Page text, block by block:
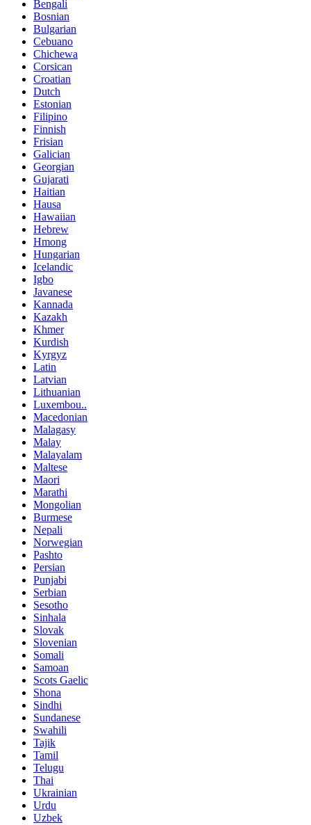
Bengali
Bosnian
Bulgarian
Cebuano
Chichewa
Corsican
Croatian
Dutch
Estonian
Filipino
Finnish
Frisian
Galician
Georgian
Gujarati
Haitian
Hausa
Hawaiian
Hebrew
Hmong
Hungarian
Icelandic
Igbo
Javanese
Kannada
Kazakh
Khmer
Kurdish
Kyrgyz
Latin
Latvian
Lithuanian
Luxembou..
Macedonian
Malagasy
Malay
Malayalam
Maltese
Maori
Marathi
Mongolian
Burmese
Nepali
Norwegian
Pashto
Persian
Punjabi
Serbian
Sesotho
Sinhala
Slovak
Slovenian
Somali
Samoan
Scots Gaelic
Shona
Sindhi
Sundanese
Swahili
Tajik
Tamil
Telugu
Thai
Ukrainian
Urdu
Uzbek